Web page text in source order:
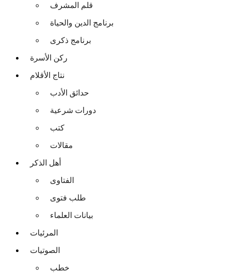
قلم المشرف
برنامج الدين والحياة
برنامج ذكرى
ركن الأسرة
نتاج الأقلام
حدائق الأدب
دورات شرعية
كتب
مقالات
أهل الذكر
الفتاوى
طلب فتوى
بيانات العلماء
المرئيات
الصوتيات
خطب